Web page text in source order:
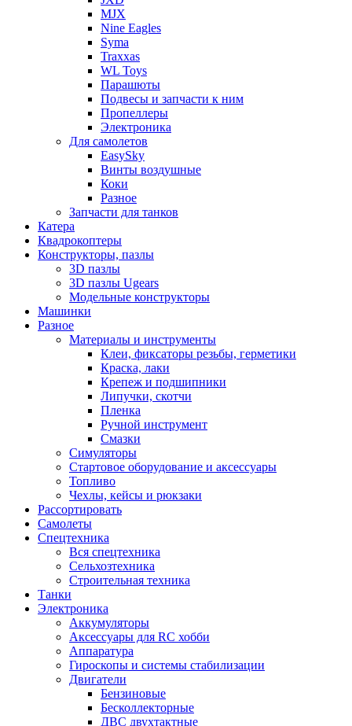
MJX
Nine Eagles
Syma
Traxxas
WL Toys
Парашюты
Подвесы и запчасти к ним
Пропеллеры
Электроника
Для самолетов
EasySky
Винты воздушные
Коки
Разное
Запчасти для танков
Катера
Квадрокоптеры
Конструкторы, пазлы
3D пазлы
3D пазлы Ugears
Модельные конструкторы
Машинки
Разное
Материалы и инструменты
Клеи, фиксаторы резьбы, герметики
Краска, лаки
Крепеж и подшипники
Липучки, скотчи
Пленка
Ручной инструмент
Смазки
Симуляторы
Стартовое оборудование и аксессуары
Топливо
Чехлы, кейсы и рюкзаки
Рассортировать
Самолеты
Спецтехника
Вся спецтехника
Сельхозтехника
Строительная техника
Танки
Электроника
Аккумуляторы
Аксессуары для RC хобби
Аппаратура
Гироскопы и системы стабилизации
Двигатели
Бензиновые
Бесколлекторные
ДВС двухтактные